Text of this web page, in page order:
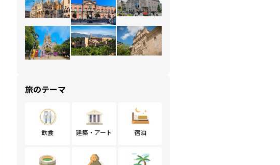
旅のテーマ
飲食 建築・アート 宿泊